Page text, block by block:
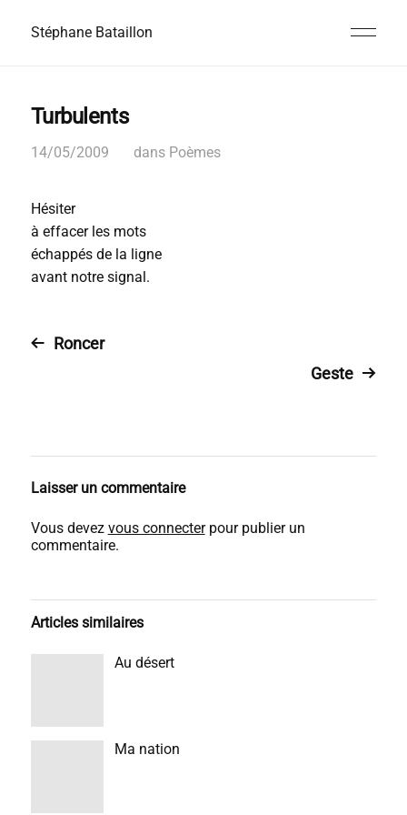
Stéphane Bataillon
Turbulents
14/05/2009 dans Poèmes
Hésiter
à effacer les mots
échappés de la ligne
avant notre signal.
Roncer
Geste
Laisser un commentaire
Vous devez vous connecterpour publier un
commentaire.
Articles similaires
Au désert
Ma nation